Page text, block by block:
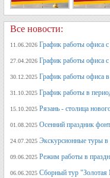
Все новости:
11.06.2026 График работы офиса
27.04.2026 График работы офиса
30.12.2025 График работы офиса
31.10.2025 График работы в
15.10.2025 Рязань - столица
01.08.2025 Осенний праздник
24.07.2025 Экскурсионные туры в
09.06.2025 Режим работы в
06.06.2025 Сборный тур "Золотая